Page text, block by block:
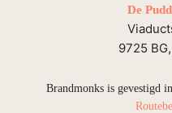
De
9725
Brandmonks is gevestigd